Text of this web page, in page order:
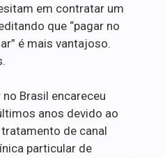
em contratar um
que “pagar no
é mais vantajoso.
Brasil encareceu
anos devido ao
de canal
particular de